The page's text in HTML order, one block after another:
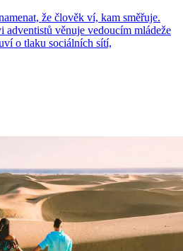
že člověk ví, kam směřuje.
věnuje vedoucím mládeže
o tlaku sociálních sítí,